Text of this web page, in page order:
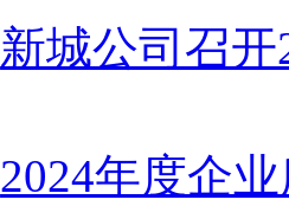
新城公司召
2024年度企